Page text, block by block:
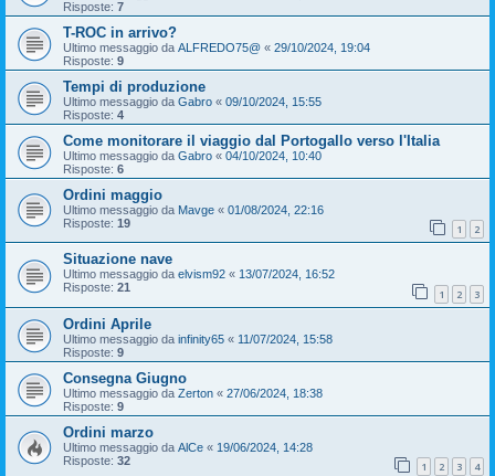
Risposte: 7
T-ROC in arrivo?
Ultimo messaggio da ALFREDO75@ « 29/10/2024, 19:04
Risposte: 9
Tempi di produzione
Ultimo messaggio da Gabro « 09/10/2024, 15:55
Risposte: 4
Come monitorare il viaggio dal Portogallo verso l'Italia
Ultimo messaggio da Gabro « 04/10/2024, 10:40
Risposte: 6
Ordini maggio
Ultimo messaggio da Mavge « 01/08/2024, 22:16
Risposte: 19 1 2
Situazione nave
Ultimo messaggio da elvism92 « 13/07/2024, 16:52
Risposte: 21 1 2 3
Ordini Aprile
Ultimo messaggio da infinity65 « 11/07/2024, 15:58
Risposte: 9
Consegna Giugno
Ultimo messaggio da Zerton « 27/06/2024, 18:38
Risposte: 9
Ordini marzo
Ultimo messaggio da AlCe « 19/06/2024, 14:28
Risposte: 32 1 2 3 4